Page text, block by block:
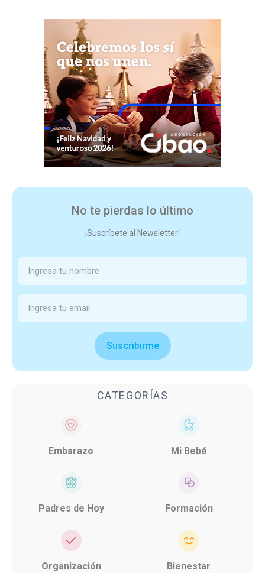
No te pierdas lo último
¡Suscríbete al Newsletter!
Suscribirme
CATEGORÍAS
Embarazo Mi Bebé
Padres de Hoy Formación
Organización Bienestar